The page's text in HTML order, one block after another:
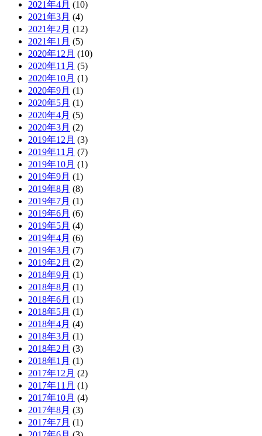
2021年4月 (10)
2021年3月 (4)
2021年2月 (12)
2021年1月 (5)
2020年12月 (10)
2020年11月 (5)
2020年10月 (1)
2020年9月 (1)
2020年5月 (1)
2020年4月 (5)
2020年3月 (2)
2019年12月 (3)
2019年11月 (7)
2019年10月 (1)
2019年9月 (1)
2019年8月 (8)
2019年7月 (1)
2019年6月 (6)
2019年5月 (4)
2019年4月 (6)
2019年3月 (7)
2019年2月 (2)
2018年9月 (1)
2018年8月 (1)
2018年6月 (1)
2018年5月 (1)
2018年4月 (4)
2018年3月 (1)
2018年2月 (3)
2018年1月 (1)
2017年12月 (2)
2017年11月 (1)
2017年10月 (4)
2017年8月 (3)
2017年7月 (1)